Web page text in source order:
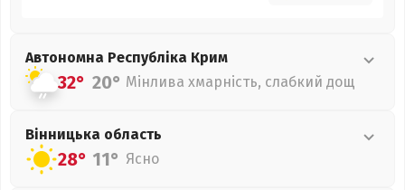
Автономна Республіка Крим
32° 20° Мінлива хмарність, слабкий дощ
Вінницька область
28° 11° Ясно